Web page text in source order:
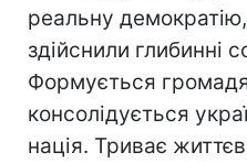
реальну
здійснили глибинні
Формується
консолідується
нація. Триває